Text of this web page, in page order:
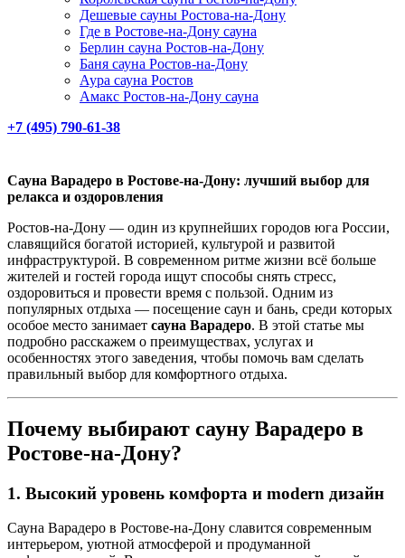
Дешевые сауны Ростова-на-Дону
Где в Ростове-на-Дону сауна
Берлин сауна Ростов-на-Дону
Баня сауна Ростов-на-Дону
Аура сауна Ростов
Амакс Ростов-на-Дону сауна
+7 (495) 790-61-38
Сауна Варадеро в Ростове-на-Дону: лучший выбор для
релакса и оздоровления
Ростов-на-Дону — один из крупнейших городов юга России,
славящийся богатой историей, культурой и развитой
инфраструктурой. В современном ритме жизни всё больше
жителей и гостей города ищут способы снять стресс,
оздоровиться и провести время с пользой. Одним из
популярных отдыха — посещение саун и бань, среди которых
особое место занимает сауна Варадеро. В этой статье мы
подробно расскажем о преимуществах, услугах и
особенностях этого заведения, чтобы помочь вам сделать
правильный выбор для комфортного отдыха.
Почему выбирают сауну Варадеро в
Ростове-на-Дону?
1. Высокий уровень комфорта и modern дизайн
Сауна Варадеро в Ростове-на-Дону славится современным
интерьером, уютной атмосферой и продуманной